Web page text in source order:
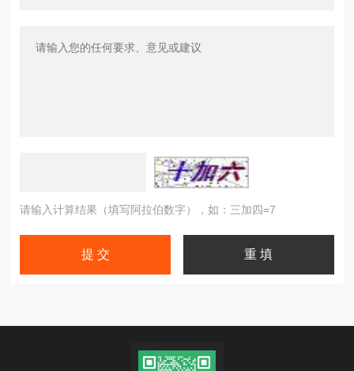
请输入计算结果（填写阿拉伯数字），如：三加四=7